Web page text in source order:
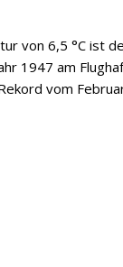
von 6,5 °C ist
1947 am
vom